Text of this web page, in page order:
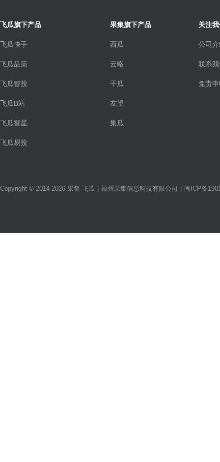
飞瓜旗下产品
飞瓜快手
飞瓜品策
飞瓜智投
飞瓜B站
飞瓜智星
飞瓜易投
果集旗下产品
西瓜
云略
千瓜
友望
集瓜
关注
公司
联系
免责
Copyright © 2014-2026 果集·飞瓜 福州果集信息科技有限公司 闽ICP备